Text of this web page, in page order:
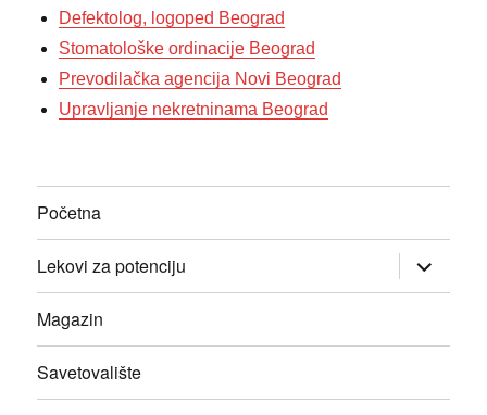
Defektolog, logoped Beograd
Stomatološke ordinacije Beograd
Prevodilačka agencija Novi Beograd
Upravljanje nekretninama Beograd
Početna
Lekovi za potenciju
прошири
изборник
дете
Magazin
Savetovalište